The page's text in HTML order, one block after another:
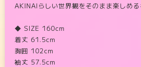
AKINAIらしい世界観をそのまま楽しめる
◆ SIZE 160cm
着丈 61.5cm
胸囲 102cm
袖丈 57.5cm